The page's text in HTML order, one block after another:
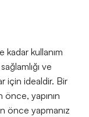
kadar kullanım
ve
için idealdir. Bir
yapının
önce yapmanız